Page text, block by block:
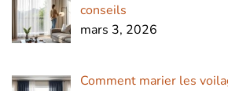
conseils
mars 3, 2026
Comment marier les